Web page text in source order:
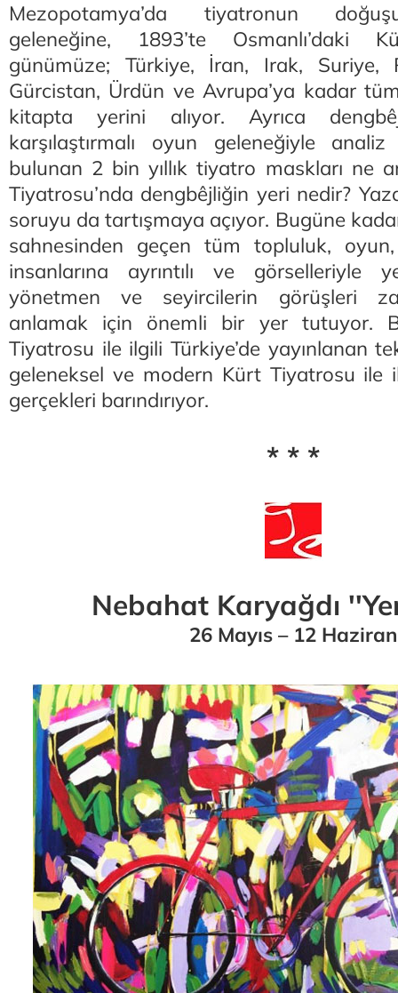
Mezopotamya’da tiyatronun
geleneğine, 1893’te Osmanlı’daki
günümüze; Türkiye, İran, Irak, Suriye,
Gürcistan, Ürdün ve Avrupa’ya kadar
kitapta yerini alıyor. Ayrıca
karşılaştırmalı oyun geleneğiyle
bulunan 2 bin yıllık tiyatro maskları ne
Tiyatrosu’nda dengbêjliğin yeri nedir?
soruyu da tartışmaya açıyor. Bugüne
sahnesinden geçen tüm topluluk,
insanlarına ayrıntılı ve görselleriyle
yönetmen ve seyircilerin görüşleri
anlamak için önemli bir yer tutuyor.
Tiyatrosu ile ilgili Türkiye’de yayınlanan
geleneksel ve modern Kürt Tiyatrosu ile
gerçekleri barındırıyor.
* * *
Nebahat Karyağdı
26 Mayıs – 12 Haziran